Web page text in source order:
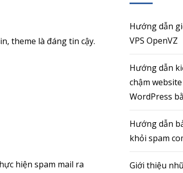
theme là đáng tin cậy.
hiện spam mail ra
Hướng dẫn
VPS OpenVZ
Hướng dẫn
chậm
WordPress
Hướng dẫn
khỏi spam
Giới thiệu